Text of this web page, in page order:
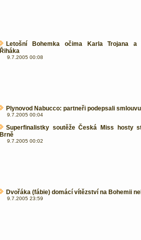
Letošní Bohemka očima Karla Trojana a
Řiháka
9.7.2005 00:08
Plynovod Nabucco: partneři podepsali
9.7.2005 00:04
Superfinalistky soutěže Česká Miss hosty
Brně
9.7.2005 00:02
Dvořáka (fábie) domácí vítězství na Bohemii
9.7.2005 23:59